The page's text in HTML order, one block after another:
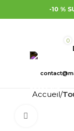
-10 %
0
Accueil